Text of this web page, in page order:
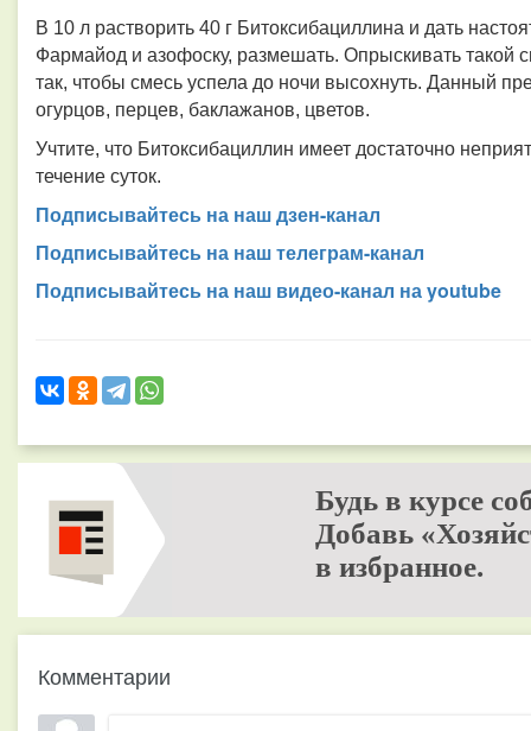
В 10 л растворить 40 г Битоксибациллина и дать
Фармайод и азофоску, размешать. Опрыскивать такой
так, чтобы смесь успела до ночи высохнуть. Данный
огурцов, перцев, баклажанов, цветов.
Учтите, что Битоксибациллин имеет достаточно
течение суток.
Подписывайтесь на наш дзен-канал
Подписывайтесь на наш телеграм-канал
Подписывайтесь на наш видео-канал на youtube
Будь в курсе
Добавь
в избранное.
Комментарии